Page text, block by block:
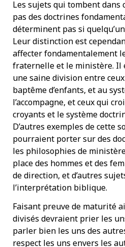
Les sujets qui tombent dans
pas des doctrines
déterminent pas si
Leur distinction est
affecter fondamentalement
fraternelle et le ministère. Il
une saine division entre
baptême d’enfants, et au
l’accompagne, et ceux qui
croyants et le système
D’autres exemples de cette
pourraient porter sur des
les philosophies de
place des hommes et des
de direction, et d’autres
l’interprétation biblique.
Faisant preuve de maturité
divisés devraient prier les
parler bien les uns des
respect les uns envers les